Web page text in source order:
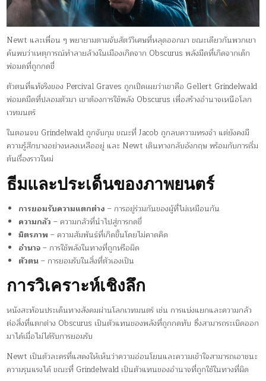
Newt และเพื่อน ๆ พยายามตามจับสัตว์วิเศษที่หลุดออกมา ขณะเดียวกันพวกเขา
ค้นพบว่าเหตุการณ์ทำลายล้างในเมืองเกิดจาก Obscurus พลังมืดที่เกิดจากเด็ก
พ่อมดที่ถูกกดขี่
ตัวตนที่แท้จริงของ Percival Graves ถูกเปิดเผยว่าเขาคือ Gellert Grindelwald
พ่อมดมืดที่ปลอมตัวมา เขาต้องการใช้พลัง Obscurus เพื่อสร้างอำนาจเหนือโลก
เวทมนตร์
ในตอนจบ Grindelwald ถูกจับกุม ขณะที่ Jacob ถูกลบความทรงจำ แต่ยังคงมี
ความรู้สึกบางอย่างหลงเหลืออยู่ และ Newt เดินทางกลับอังกฤษ พร้อมกับการเริ่ม
ต้นเรื่องราวใหม่
ธีมและประเด็นของภาพยนตร์
การยอมรับความแตกต่าง – การอยู่ร่วมกันของผู้ที่ไม่เหมือนกัน
ความกลัว – ความกลัวที่นำไปสู่การกดขี่
มิตรภาพ – ความสัมพันธ์ที่เกิดขึ้นโดยไม่คาดคิด
อำนาจ– การใช้พลังในทางที่ถูกหรือผิด
ตัวตน– การยอมรับในสิ่งที่ตัวเองเป็น
การวิเคราะห์เชิงลึก
หนังสะท้อนประเด็นทางสังคมผ่านโลกเวทมนตร์ เช่น การแบ่งแยกและความกลัว
ต่อสิ่งที่แตกต่าง Obscurus เป็นตัวแทนของพลังที่ถูกกดทับ ซึ่งสามารถระเบิดออก
มาได้เมื่อไม่ได้รับการยอมรับ
Newt เป็นตัวละครที่แสดงให้เห็นว่าความอ่อนโยนและความเข้าใจสามารถเอาชนะ
ความรุนแรงได้ ขณะที่ Grindelwald เป็นตัวแทนของอำนาจที่ถูกใช้ในทางที่ผิด